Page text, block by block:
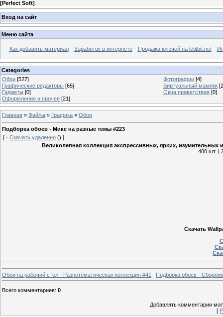
[Perfect Soft]
Вход на сайт
Меню сайта
Как добавить материал Заработок в интернете Продажа ключей на letitbit.net
Categories
Обои [527] Фотографии [4]
Графические редакторы [65] Виртуальный макияж
Гаджеты [0] Окна приветствия [0]
Оформление и прочее [21]
Главная » Файлы » Графика » Обои
Подборка обоев - Микс на разные темы #223
[ · Скачать удаленно () ]
Великолепная коллекция экспрессивных, ярких,
400 шт. |
Скачать
Обои на рабочий стол - Разнотематическая коллекция #41 Подборка обоев -
Всего комментариев: 0
Добавлять комментарии
[